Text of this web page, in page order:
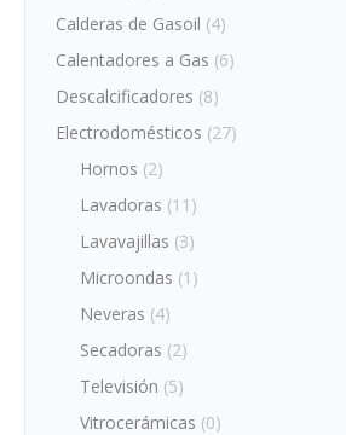
Calderas de Gasoil (4)
Calentadores a Gas (6)
Descalcificadores (8)
Electrodomésticos (27)
Hornos (2)
Lavadoras (11)
Lavavajillas (3)
Microondas (1)
Neveras (4)
Secadoras (2)
Televisión (5)
Vitrocerámicas (0)